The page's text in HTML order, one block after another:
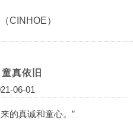
CINHOE）
真依旧
06-01
的真诚和童心。”